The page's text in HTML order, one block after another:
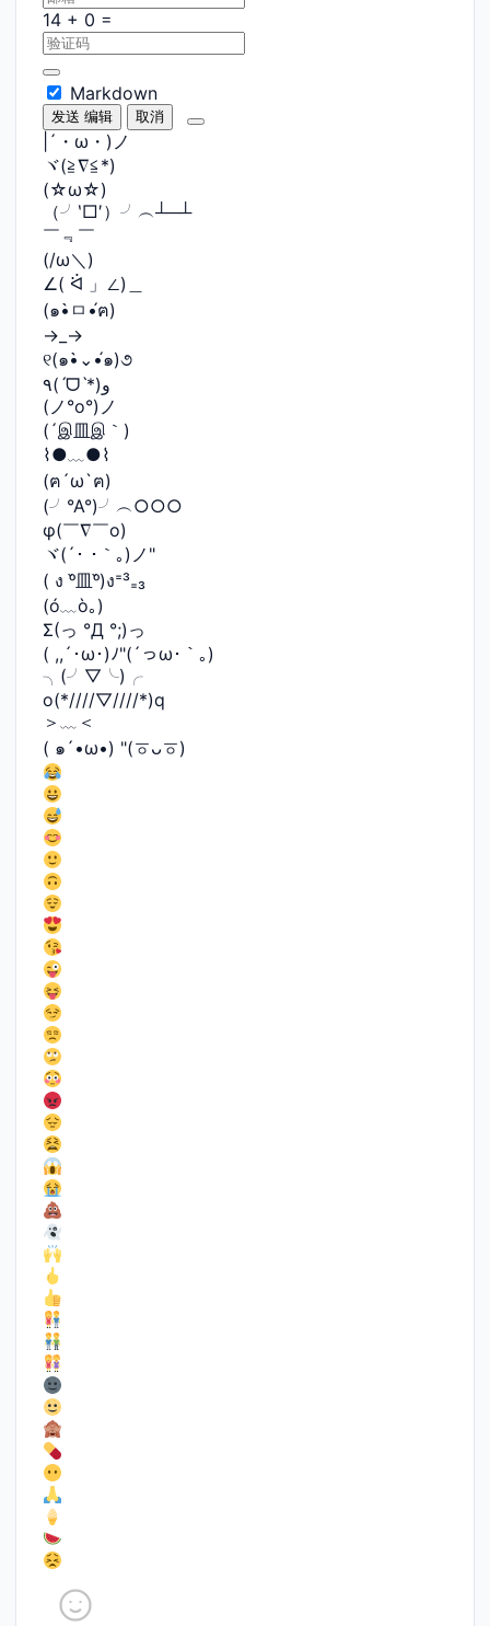
Markdown
发送 编辑 取消
|´・ω・)ノ
ヾ(≧∇≦*)ゝ
(☆ω☆)
（╯‵□′）╯︵┴─┴
￣﹃￣
(/ω＼)
∠( ᐛ 」∠)＿
(๑•̀ㅁ•́ฅ)
→_→
୧(๑•̀⌄•́๑)૭
٩(ˊᗜˋ*)و
(ノ°ο°)ノ
(´இ皿இ｀)
⌇●﹏●⌇
(ฅ´ω`ฅ)
(╯°A°)╯︵○○○
φ(￣∇￣o)
ヾ(´･ ･｀｡)ノ"
( ง ᵒ̌皿ᵒ̌)ง⁼³₌₃
(ó﹏ò｡)
Σ(っ °Д °;)っ
( ,,´･ω･)ﾉ"(´っω･｀｡)
╮(╯▽╰)╭
o(*////▽////*)q
＞﹏＜
( ๑´•ω•) "(ㆆᴗㆆ)